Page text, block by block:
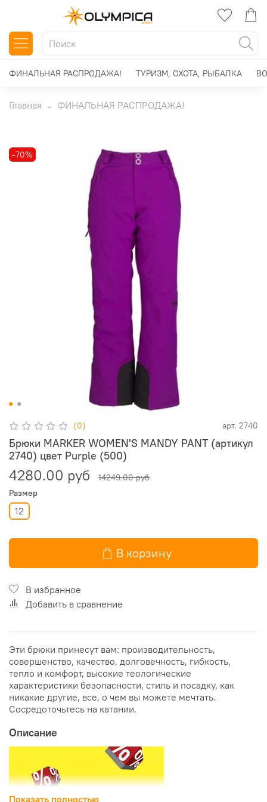
ФИНАЛЬНАЯ РАСПРОДАЖА! ТУРИЗМ, ОХОТА, РЫБАЛКА
Главная ФИНАЛЬНАЯ РАСПРОДАЖА!
-70%
(0) арт. 2740
Брюки MARKER WOMEN'S MANDY PANT (артикул
2740) цвет Purple (500)
4280.00 руб
14249.00 руб
Размер
12
В корзину
В избранное
Добавить в сравнение
Эти брюки принесут вам: производительность,
совершенство, качество, долговечность, гибкость,
тепло и комфорт, высокие теологические
характеристики безопасности, стиль и посадку, как
никакие другие, все, о чем вы можете мечтать.
Сосредоточьтесь на катании.
Описание
Показать полностью